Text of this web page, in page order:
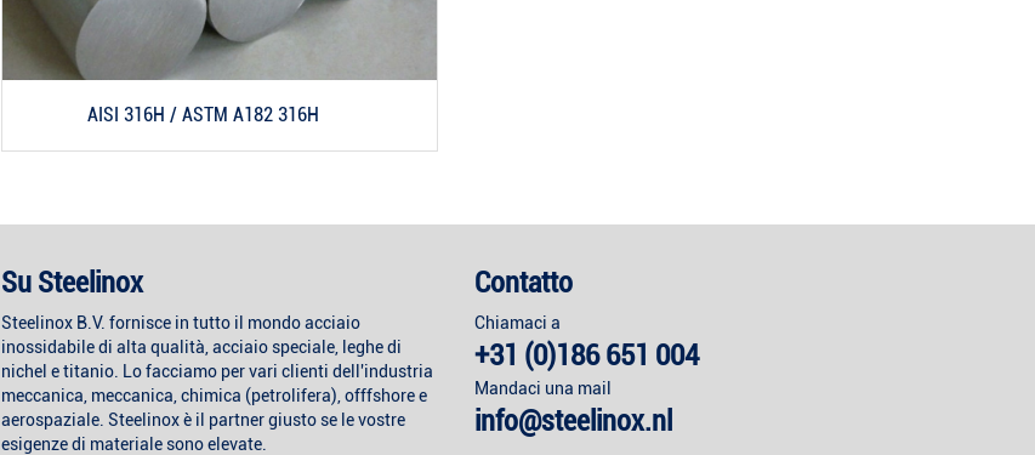
AISI 316H / ASTM A182 316H
Su Steelinox
Steelinox B.V. fornisce in tutto il mondo acciaio
inossidabile di alta qualità, acciaio speciale, leghe di
nichel e titanio. Lo facciamo per vari clienti dell'industria
meccanica, meccanica, chimica (petrolifera), offfshore e
aerospaziale. Steelinox è il partner giusto se le vostre
esigenze di materiale sono elevate.
Contatto
Chiamaci a
+31 (0)186 651 004
Mandaci una mail
info@steelinox.nl